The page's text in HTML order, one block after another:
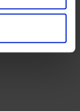
see